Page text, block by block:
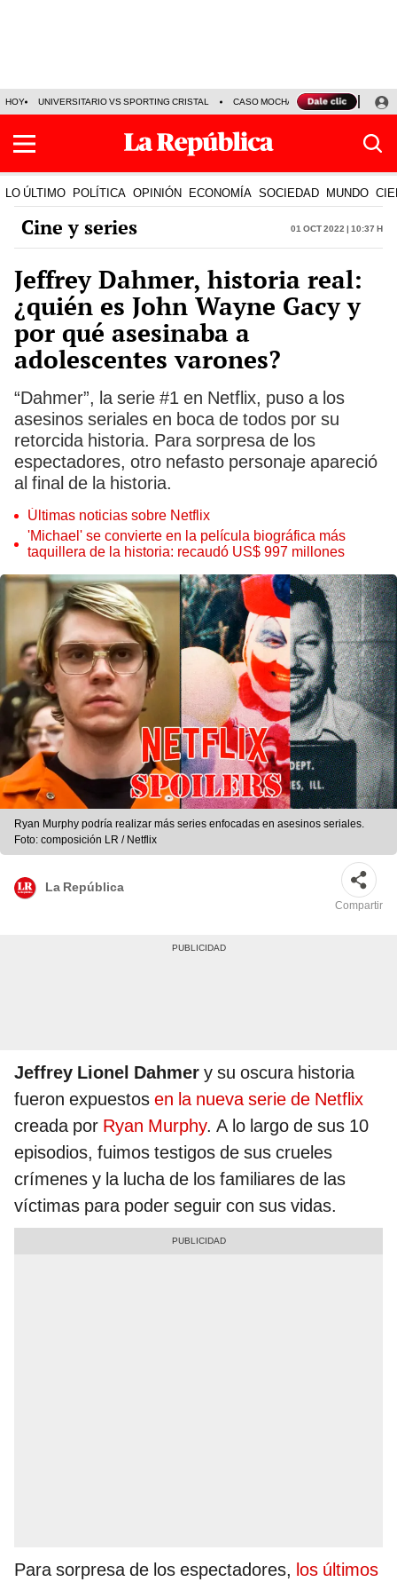
HOY UNIVERSITARIO VS SPORTING CRISTAL CASO MOCHASUELDOS
LO ÚLTIMO POLÍTICA OPINIÓN ECONOMÍA SOCIEDAD MUNDO
Cine y series 01 Oct 2022 | 10:37 h
Jeffrey Dahmer, historia real:
¿quién es John Wayne Gacy y
por qué asesinaba a
adolescentes varones?
“Dahmer”, la serie #1 en Netflix, puso a los
asesinos seriales en boca de todos por su
retorcida historia. Para sorpresa de los
espectadores, otro nefasto personaje apareció
al final de la historia.
Últimas noticias sobre Netflix
'Michael' se convierte en la película biográfica más
taquillera de la historia: recaudó US$ 997 millones
Ryan Murphy podría realizar más series enfocadas en asesinos seriales.
Foto: composición LR / Netflix
La República
Compartir
Jeffrey Lionel Dahmer y su oscura historia
fueron expuestos en la nueva serie de Netflix
creada por Ryan Murphy. A lo largo de sus 10
episodios, fuimos testigos de sus crueles
crímenes y la lucha de los familiares de las
víctimas para poder seguir con sus vidas.
Para sorpresa de los espectadores, los últimos